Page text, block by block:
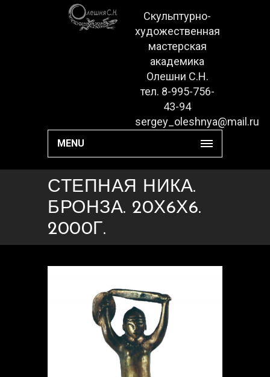
Скульптурно-
художественная
мастерская
академика
Олешни С.Н.
тел. 8-995-756-
43-94
sergey_oleshnya@mail.ru
MENU
СТЕПНАЯ НИКА.
БРОНЗА. 20Х6Х6.
2000Г.